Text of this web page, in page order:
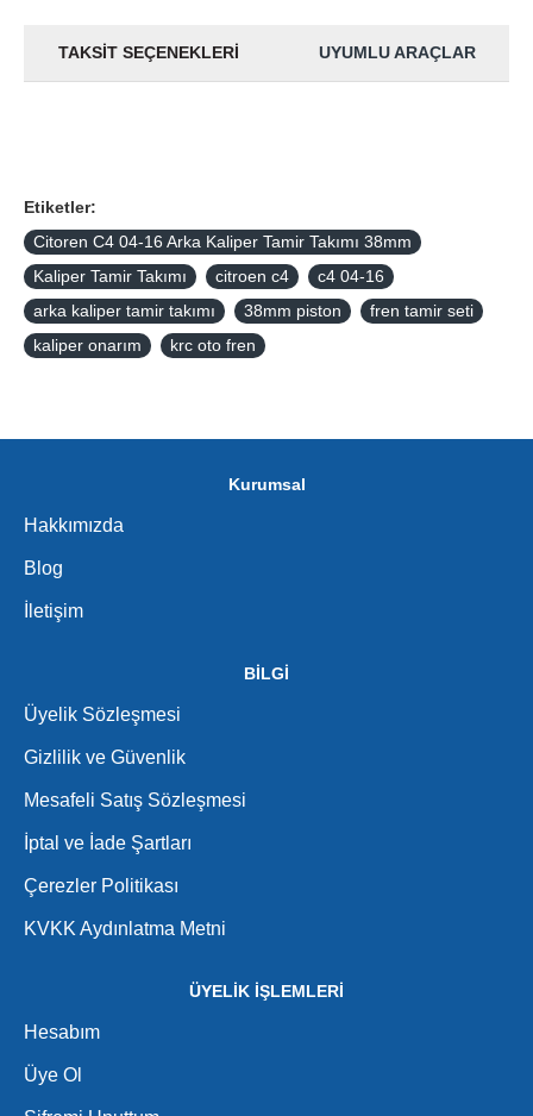
TAKSIT SEÇENEKLERI UYUMLU ARAÇLAR
Etiketler:
Citoren C4 04-16 Arka Kaliper Tamir Takımı 38mm
Kaliper Tamir Takımı
citroen c4
c4 04-16
arka kaliper tamir takımı
38mm piston
fren tamir seti
kaliper onarım
krc oto fren
Kurumsal
Hakkımızda
Blog
İletişim
BİLGİ
Üyelik Sözleşmesi
Gizlilik ve Güvenlik
Mesafeli Satış Sözleşmesi
İptal ve İade Şartları
Çerezler Politikası
KVKK Aydınlatma Metni
ÜYELİK İŞLEMLERİ
Hesabım
Üye Ol